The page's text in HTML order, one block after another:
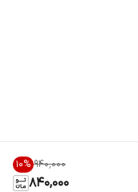
۹۴۰٬۰۰۰ 10%
840,000